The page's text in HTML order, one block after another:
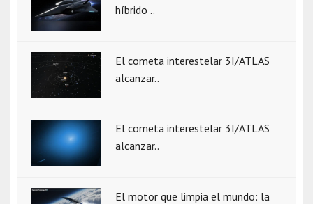
híbrido ..
El cometa interestelar 3I/ATLAS
alcanzar..
El cometa interestelar 3I/ATLAS
alcanzar..
El motor que limpia el mundo: la